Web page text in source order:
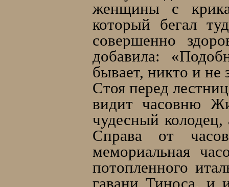
женщины с
который бегал
совершенно
добавила:
бывает, никто и не
Стоя перед
видит часовню
чудесный
Справа от
мемориальная
потопленного
гавани Тиноса, и